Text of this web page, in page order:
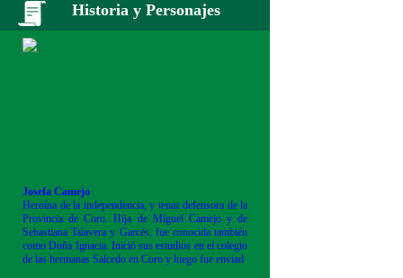
Historia y Personajes
Josefa Camejo
Heroína de la independencia, y tenaz defensora de la
Provincia de Coro. Hija de Miguel Camejo y de
Sebastiana Talavera y Garcés, fue conocida también
como Doña Ignacia. Inició sus estudios en el colegio
de las hermanas Salcedo en Coro y luego fue enviad